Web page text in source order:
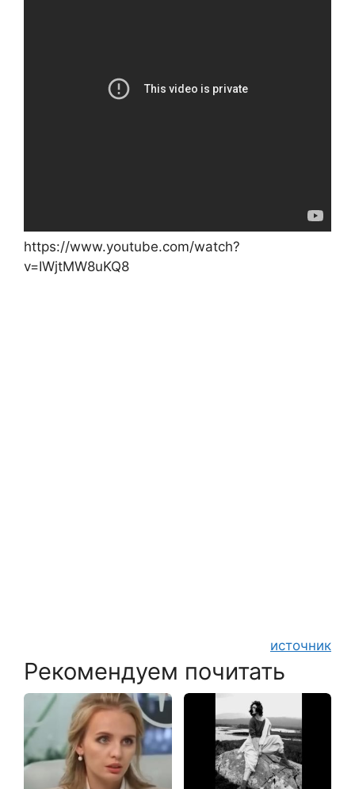
https://www.youtube.com/watch?
v=IWjtMW8uKQ8
источник
Рекомендуем почитать